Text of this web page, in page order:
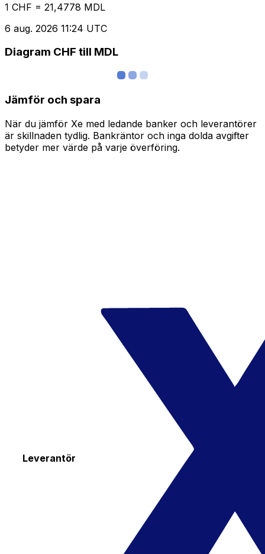
1 CHF = 21,4778 MDL
6 aug. 2026 11:24 UTC
Diagram CHF till MDL
Jämför och spara
När du jämför Xe med ledande banker och leverantörer
är skillnaden tydlig. Bankräntor och inga dolda avgifter
betyder mer värde på varje överföring.
Leverantör